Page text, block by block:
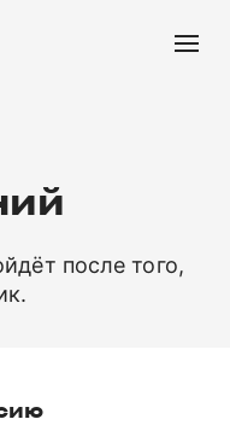
после того,